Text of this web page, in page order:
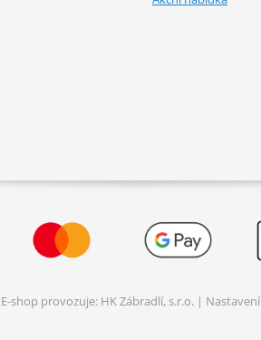
E-shop provozuje: HK Zábradlí, s.r.o. |